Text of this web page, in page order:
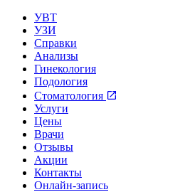
УВТ
УЗИ
Справки
Анализы
Гинекология
Подология
Стоматология
Услуги
Цены
Врачи
Отзывы
Акции
Контакты
Онлайн-запись